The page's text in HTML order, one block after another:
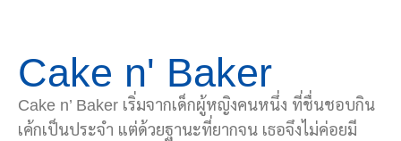
Cake n' Baker
Cake n’ Baker เริ่มจากเด็กผู้หญิงคนหนึ่ง ที่ชื่นชอบกิน
เค้กเป็นประจำ แต่ด้วยฐานะที่ยากจน เธอจึงไม่ค่อยมี